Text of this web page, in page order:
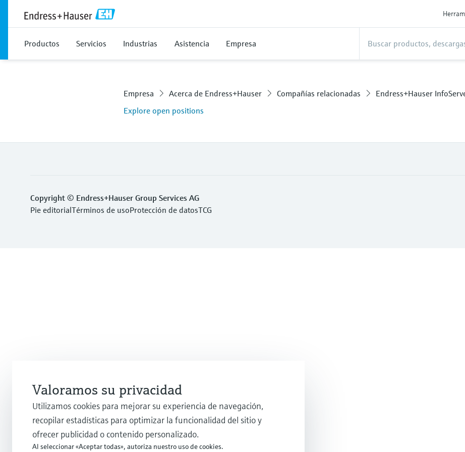
Productos Servicios Industrias Asistencia Empresa
Empresa Acerca de Endress+Hauser Compañías relacionadas
Endress+Hauser
Explore open positions
Copyright © Endress+Hauser Group Services AG
Pie editorialTérminos de usoProtección de datosTCG
Valoramos su privacidad
Utilizamos cookies para mejorar su experiencia de navegación,
recopilar estadísticas para optimizar la funcionalidad del sitio y
ofrecer publicidad o contenido personalizado.
Al seleccionar «Aceptar todas», autoriza nuestro uso de cookies.